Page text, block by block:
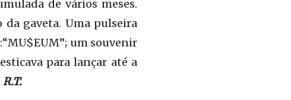
de vários meses.
da gaveta. Uma pulseira
um souvenir
para lançar até a
R.T.